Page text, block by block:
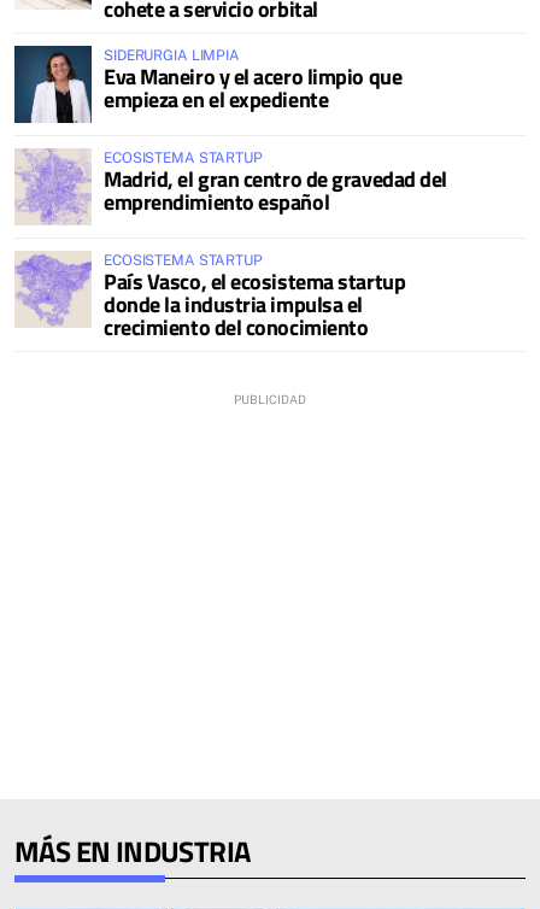
cohete a servicio orbital
SIDERURGIA LIMPIA
Eva Maneiro y el acero limpio que
empieza en el expediente
ECOSISTEMA STARTUP
Madrid, el gran centro de gravedad del
emprendimiento español
ECOSISTEMA STARTUP
País Vasco, el ecosistema startup
donde la industria impulsa el
crecimiento del conocimiento
MÁS EN INDUSTRIA